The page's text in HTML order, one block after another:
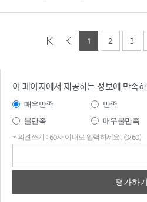
1 2 3
이 페이지에서 제공하는 정보에 만족
매우만족 만족
불만족
매우불만족
* 의견쓰기 : 60자 이내로 입력하세요. (0/60)